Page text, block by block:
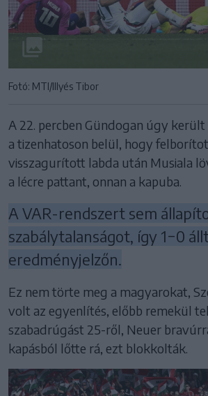
Fotó: MTI/Illyés Tibor
A 22. percben Gündogan úgy
a tizenhatoson belül, hogy
visszagurított labda után Musiala
a lécre pattant, onnan a kapuba.
A VAR-rendszert sem
szabálytalanságot, így 1−0
eredményjelzőn.
Ez nem törte meg a magyarokat,
volt az egyenlítés, előbb remekül
szabadrúgást 25-ről, Neuer
kapásból lőtte rá, ezt blokkolták.